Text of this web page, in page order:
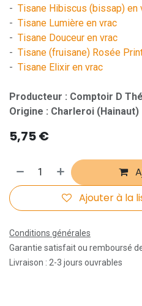
- Tisane Hibiscus (bissap) en
- Tisane Lumière en vrac
- Tisane Douceur en vrac
- Tisane (fruisane) Rosée
- Tisane Elixir en vrac
Producteur : Comptoir D Thé
Origine : Charleroi (Hainaut)
5,75€
Ajouter à la
Conditions générales
Garantie satisfait ou remboursé
Livraison : 2-3 jours ouvrables